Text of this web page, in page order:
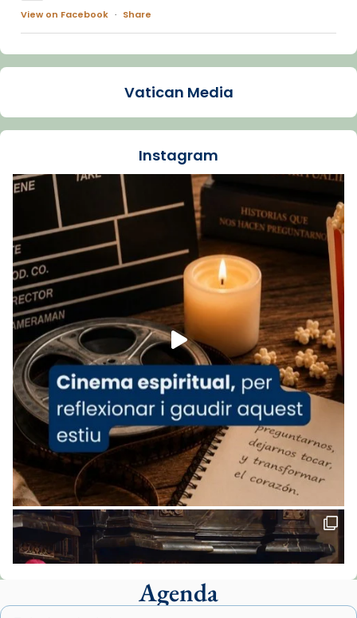
View on Facebook · Share
Arquebisbat de Barcelona
La Carmina va patir depressió. Fa gairebé
dos mesos, a l'Estadi Lluís Companys, la
Recupera l'entrevista comp
Vatican
tican News 👇
www.vaticannews.va/es/iglesia/news/2026-
07/carmina-historia-depresion-papa-viaje-
espana-testimoni...
Foto
View on Facebook · Share
Arquebisbat de Barcelona
2 weeks ago
«Avui les santes Juliana i Semproniana ens
ajuden a alçar la mirada»
Mons. Sergi Gordo, bisbe de Tortosa, ha
presidit aquest 27 de juliol la missa de Les
Santes de Mataró.
🔗tinyurl.com/cvu5jmbk
📸 J. Merino
Vatican Media
Instagram
Agenda